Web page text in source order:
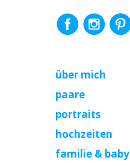
über mich
paare
portraits
hochzeiten
familie & baby